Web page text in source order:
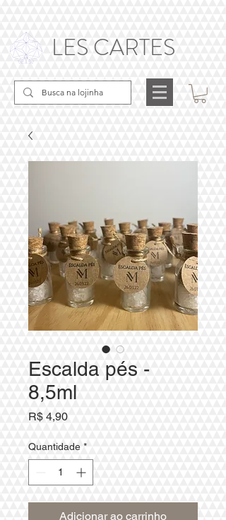
LES CARTES
Escalda pés -
8,5ml
R$ 4,90Preço
Quantidade *
Adicionar ao carrinho